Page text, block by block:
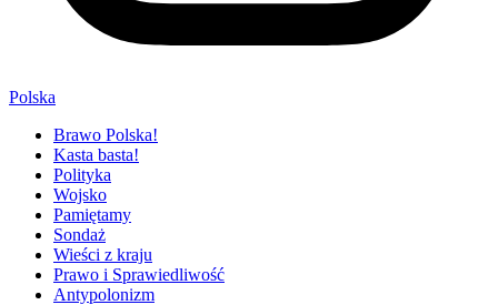
Polska
Brawo Polska!
Kasta basta!
Polityka
Wojsko
Pamiętamy
Sondaż
Wieści z kraju
Prawo i Sprawiedliwość
Antypolonizm